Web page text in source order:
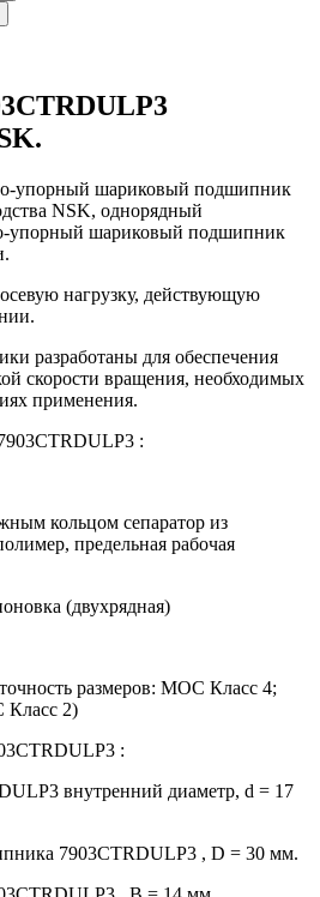
упорный шариковый подшипник
NSK, однорядный
упорный шариковый подшипник
нагрузку, действующую
разработаны для обеспечения
скорости вращения, необходимых
применения.
:
кольцом сепаратор из
предельная рабочая
(двухрядная)
размеров: МОС Класс 4;
Класс 2)
:
внутренний диаметр, d = 17
7903CTRDULP3 , D = 30 мм.